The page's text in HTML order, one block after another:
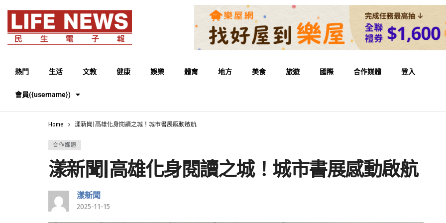
熱門 生活 文教 健康 娛樂 體育 地方 美食 旅遊 國際 合作媒體 登入
會員({username})
Home 漾新聞|高雄化身閱讀之城！城市書展感動啟航
合作媒體
漾新聞|高雄化身閱讀之城！城市書展感動啟航
漾新聞
2025-11-15